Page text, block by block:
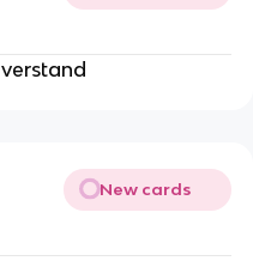
New cards